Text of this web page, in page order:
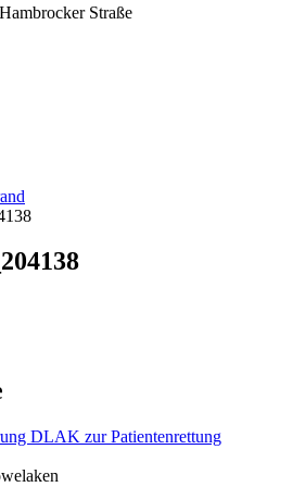
Straße
DLAK zur Patientenrettung